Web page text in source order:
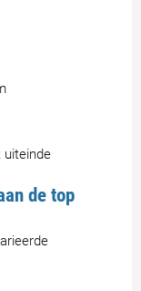
uiteinde
de top